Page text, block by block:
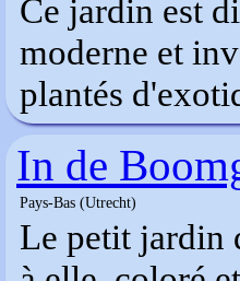
Ce jardin est
moderne et
plantés
In de
Pays-Bas (Utrecht)
Le petit jardin